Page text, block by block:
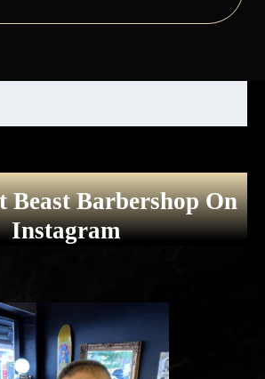
Beast Barbershop On
Instagram